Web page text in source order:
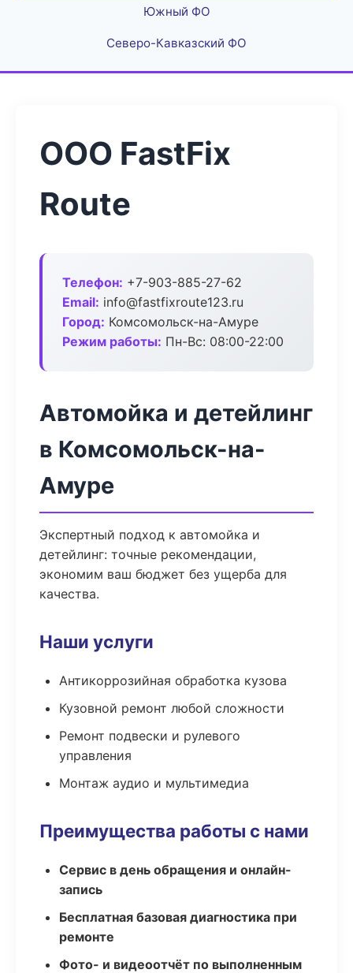
Южный ФО
Северо-Кавказский ФО
ООО FastFix
Route
Телефон: +7-903-885-27-62
Email: info@fastfixroute123.ru
Город: Комсомольск-на-Амуре
Режим работы: Пн-Вс: 08:00-22:00
Автомойка и детейлинг
в Комсомольск-на-
Амуре
Экспертный подход к автомойка и
детейлинг: точные рекомендации,
экономим ваш бюджет без ущерба для
качества.
Наши услуги
Антикоррозийная обработка кузова
Кузовной ремонт любой сложности
Ремонт подвески и рулевого
управления
Монтаж аудио и мультимедиа
Преимущества работы с нами
Сервис в день обращения и онлайн-
запись
Бесплатная базовая диагностика при
ремонте
Фото- и видеоотчёт по выполненным